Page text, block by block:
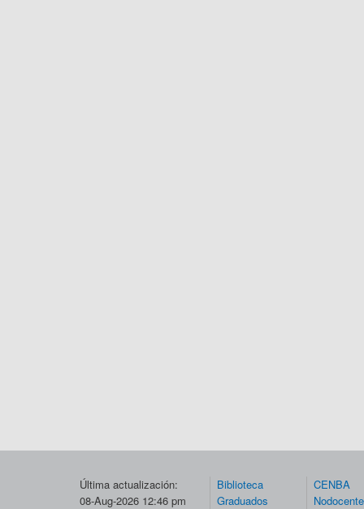
Última actualización:
08-Aug-2026 12:46 pm
Biblioteca
Graduados
CENBA